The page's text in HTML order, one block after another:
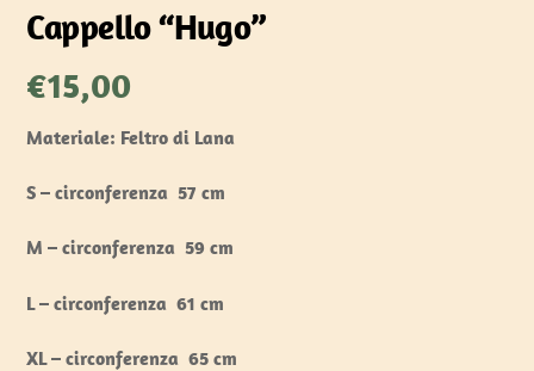
Cappello “Hugo”
€15,00
Materiale: Feltro di Lana
S – circonferenza 57 cm
M – circonferenza 59 cm
L– circonferenza 61 cm
XL– circonferenza 65 cm